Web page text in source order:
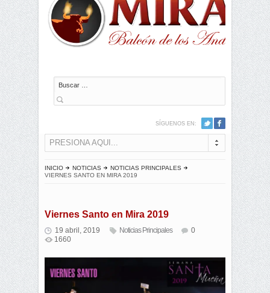
Buscar
SÍGUENOS EN:
PRESIONA AQUI...
INICIO NOTICIAS
NOTICIAS PRINCIPALES
VIERNES SANTO EN MIRA 2019
Viernes Santo en Mira 2019
19 abril, 2019 Noticias Principales
0
1660